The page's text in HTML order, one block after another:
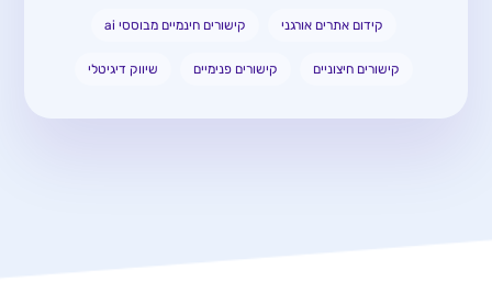
קידום אתרים אורגני קישורים חינמיים מבוססי ai
קישורים חיצוניים קישורים פנימיים שיווק דיגיטלי